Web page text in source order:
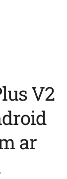
V2
ar